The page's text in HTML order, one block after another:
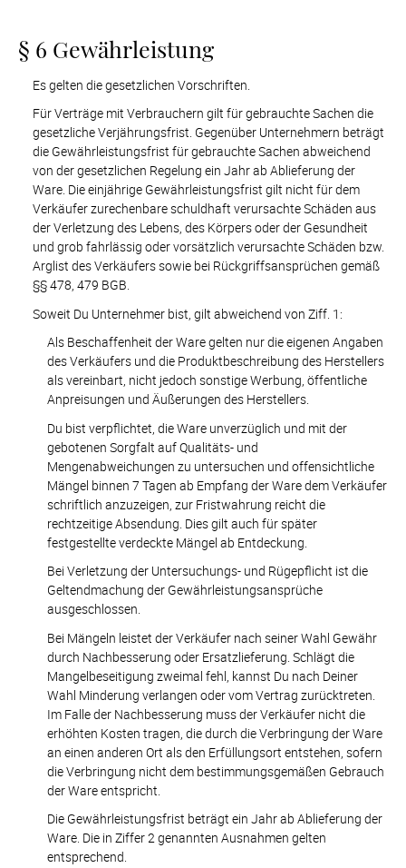
§ 6 Gewährleistung
Es gelten die gesetzlichen Vorschriften.
Für Verträge mit Verbrauchern gilt für gebrauchte Sachen die
gesetzliche Verjährungsfrist. Gegenüber Unternehmern beträgt
die Gewährleistungsfrist für gebrauchte Sachen abweichend
von der gesetzlichen Regelung ein Jahr ab Ablieferung der
Ware. Die einjährige Gewährleistungsfrist gilt nicht für dem
Verkäufer zurechenbare schuldhaft verursachte Schäden aus
der Verletzung des Lebens, des Körpers oder der Gesundheit
und grob fahrlässig oder vorsätzlich verursachte Schäden bzw.
Arglist des Verkäufers sowie bei Rückgriffsansprüchen gemäß
§§ 478, 479 BGB.
Soweit Du Unternehmer bist, gilt abweichend von Ziff. 1:
Als Beschaffenheit der Ware gelten nur die eigenen Angaben
des Verkäufers und die Produktbeschreibung des Herstellers
als vereinbart, nicht jedoch sonstige Werbung, öffentliche
Anpreisungen und Äußerungen des Herstellers.
Du bist verpflichtet, die Ware unverzüglich und mit der
gebotenen Sorgfalt auf Qualitäts- und
Mengenabweichungen zu untersuchen und offensichtliche
Mängel binnen 7 Tagen ab Empfang der Ware dem Verkäufer
schriftlich anzuzeigen, zur Fristwahrung reicht die
rechtzeitige Absendung. Dies gilt auch für später
festgestellte verdeckte Mängel ab Entdeckung.
Bei Verletzung der Untersuchungs- und Rügepflicht ist die
Geltendmachung der Gewährleistungsansprüche
ausgeschlossen.
Bei Mängeln leistet der Verkäufer nach seiner Wahl Gewähr
durch Nachbesserung oder Ersatzlieferung. Schlägt die
Mangelbeseitigung zweimal fehl, kannst Du nach Deiner
Wahl Minderung verlangen oder vom Vertrag zurücktreten.
Im Falle der Nachbesserung muss der Verkäufer nicht die
erhöhten Kosten tragen, die durch die Verbringung der Ware
an einen anderen Ort als den Erfüllungsort entstehen, sofern
die Verbringung nicht dem bestimmungsgemäßen Gebrauch
der Ware entspricht.
Die Gewährleistungsfrist beträgt ein Jahr ab Ablieferung der
Ware. Die in Ziffer 2 genannten Ausnahmen gelten
entsprechend.